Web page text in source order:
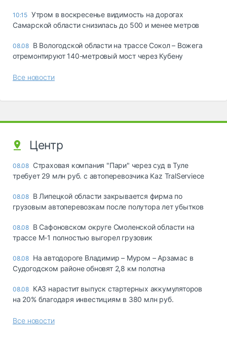
10:15 Утром в воскресенье видимость на дорогах
Самарской области снизилась до 500 и менее метров
08.08 В Вологодской области на трассе Сокол – Вожега
отремонтируют 140-метровый мост через Кубену
Все новости
Центр
08.08 Страховая компания "Пари" через суд в Туле
требует 29 млн руб. с автоперевозчика Kaz TralServiece
08.08 В Липецкой области закрывается фирма по
грузовым автоперевозкам после полутора лет убытков
08.08 В Сафоновском округе Смоленской области на
трассе М-1 полностью выгорел грузовик
08.08 На автодороге Владимир – Муром – Арзамас в
Судогодском районе обновят 2,8 км полотна
08.08 КАЗ нарастит выпуск стартерных аккумуляторов
на 20% благодаря инвестициям в 380 млн руб.
Все новости